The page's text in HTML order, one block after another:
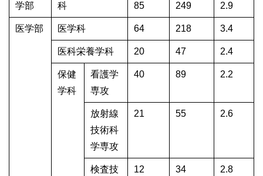
学部
科
85
249
2.9
医学部 医学科 64 218 3.4
医科栄養学科 20 47 2.4
保健
学科
看護学
専攻
40 89 2.2
放射線
技術科
学専攻
21 55 2.6
検査技
12 34 2.8